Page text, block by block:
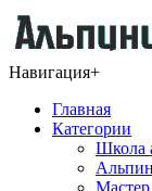
Навигация+
Главная
Категории
Школа